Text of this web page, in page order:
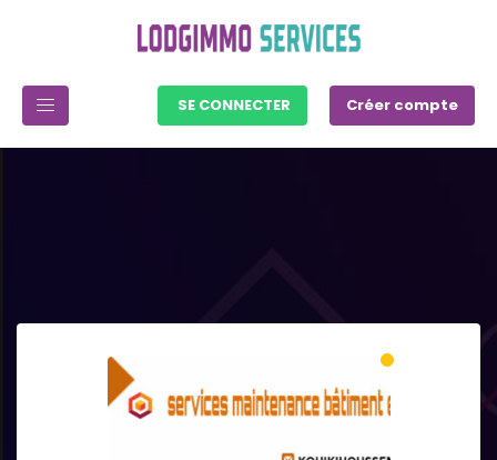
SE CONNECTER Créer compte